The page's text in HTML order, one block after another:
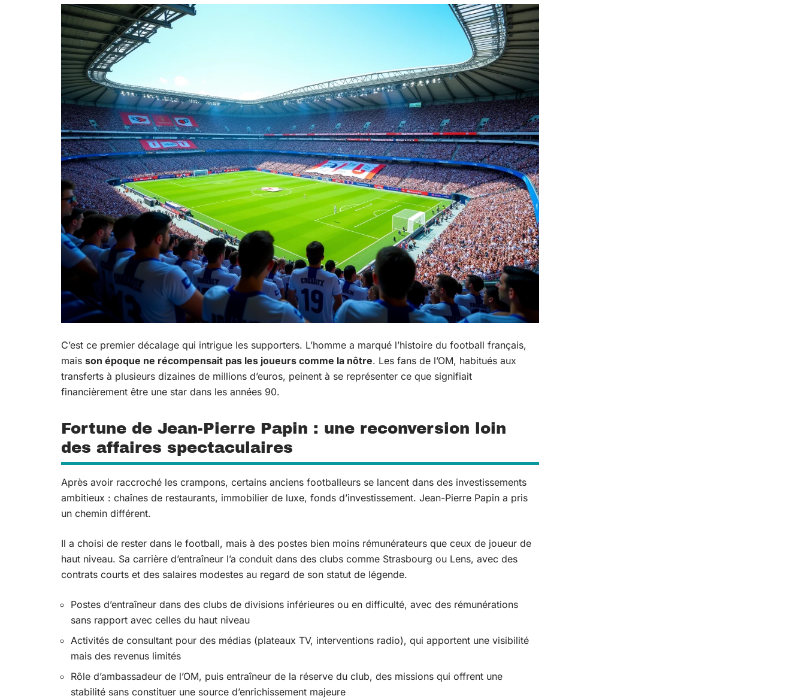
C’est ce premier décalage qui intrigue les supporters. L’homme a marqué l’histoire du football français,
mais son époque ne récompensait pas les joueurs comme la nôtre. Les fans de l’OM, habitués aux
transferts à plusieurs dizaines de millions d’euros, peinent à se représenter ce que signifiait
financièrement être une star dans les années 90.
Fortune de Jean-Pierre Papin : une reconversion loin
des affaires spectaculaires
Après avoir raccroché les crampons, certains anciens footballeurs se lancent dans des investissements
ambitieux : chaînes de restaurants, immobilier de luxe, fonds d’investissement. Jean-Pierre Papin a pris
un chemin différent.
Il a choisi de rester dans le football, mais à des postes bien moins rémunérateurs que ceux de joueur de
haut niveau. Sa carrière d’entraîneur l’a conduit dans des clubs comme Strasbourg ou Lens, avec des
contrats courts et des salaires modestes au regard de son statut de légende.
Postes d’entraîneur dans des clubs de divisions inférieures ou en difficulté, avec des rémunérations
sans rapport avec celles du haut niveau
Activités de consultant pour des médias (plateaux TV, interventions radio), qui apportent une visibilité
mais des revenus limités
Rôle d’ambassadeur de l’OM, puis entraîneur de la réserve du club, des missions qui offrent une
stabilité sans constituer une source d’enrichissement majeure